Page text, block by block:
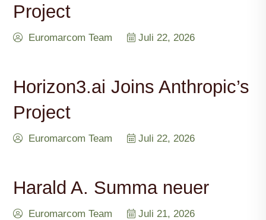
Project
Euromarcom Team Juli 22, 2026
Horizon3.ai Joins Anthropic’s
Project
Euromarcom Team Juli 22, 2026
Harald A. Summa neuer
Euromarcom Team Juli 21, 2026